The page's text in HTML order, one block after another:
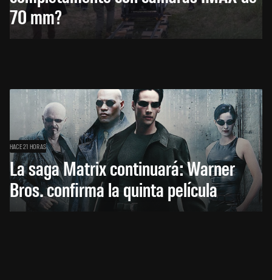
70 mm?
HACE 21 HORAS
La saga Matrix continuará: Warner
Bros. confirma la quinta película